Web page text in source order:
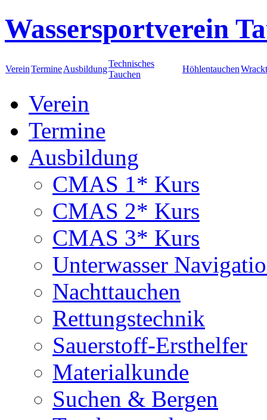
Wassersportverein
VereinTermineAusbildung
Technisches
Tauchen
Höhlentauchen
Verein
Termine
Ausbildung
CMAS 1* Kurs
CMAS 2* Kurs
CMAS 3* Kurs
Unterwasser
Nachttauchen
Rettungstechnik
Sauerstoff-Ersthelfer
Materialkunde
Suchen & Bergen